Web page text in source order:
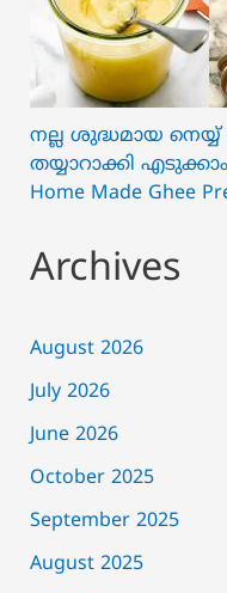
നല്ല ശുദ്ധമായ നെയ്യ്
തയ്യാറാക്കി
Home Made Ghee
Archives
August 2026
July 2026
June 2026
October 2025
September 2025
August 2025